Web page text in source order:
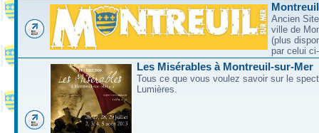
Ancien
ville de
(plus
par celui
Les Misérables à Montreuil-sur-Mer
Tous ce que vous voulez savoir sur le
Lumières.